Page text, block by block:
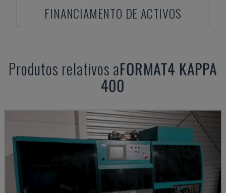
FINANCIAMENTO DE ACTIVOS
Produtos relativos aFORMAT4 KAPPA
400